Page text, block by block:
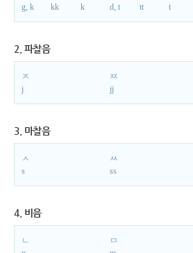
g, k
kk
k
d, t
tt
t
2. 파찰음
ㅈ
j
ㅉ
jj
3. 마찰음
ㅅ
s
ㅆ
ss
4. 비음
ㄴ
ㅁ